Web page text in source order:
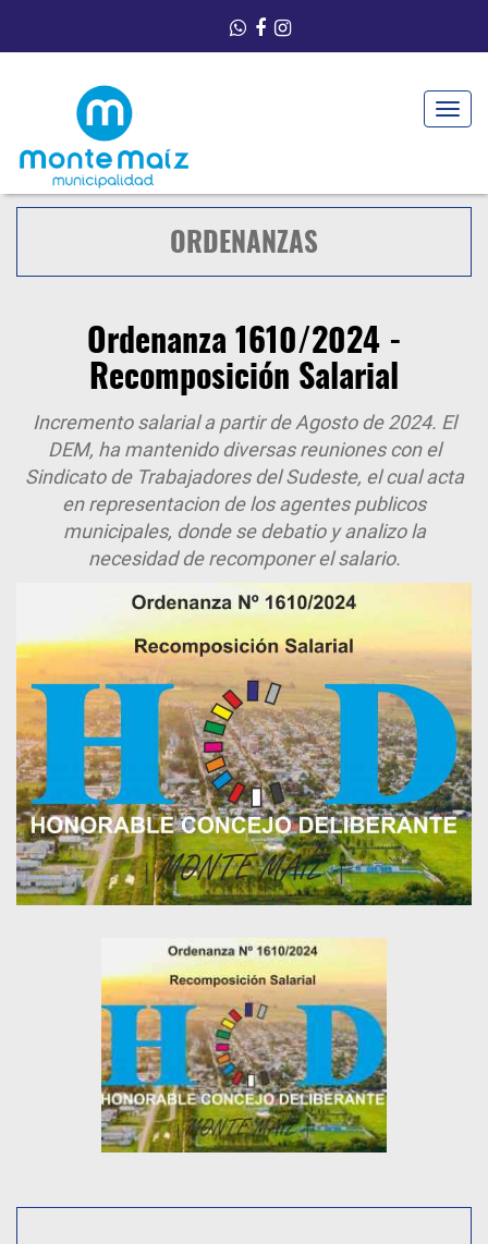
Toggle
ORDENANZAS
Ordenanza 1610/2024 -
Recomposición Salarial
Incremento salarial a partir de Agosto de 2024. El
DEM, ha mantenido diversas reuniones con el
Sindicato de Trabajadores del Sudeste, el cual acta
en representacion de los agentes publicos
municipales, donde se debatio y analizo la
necesidad de recomponer el salario.